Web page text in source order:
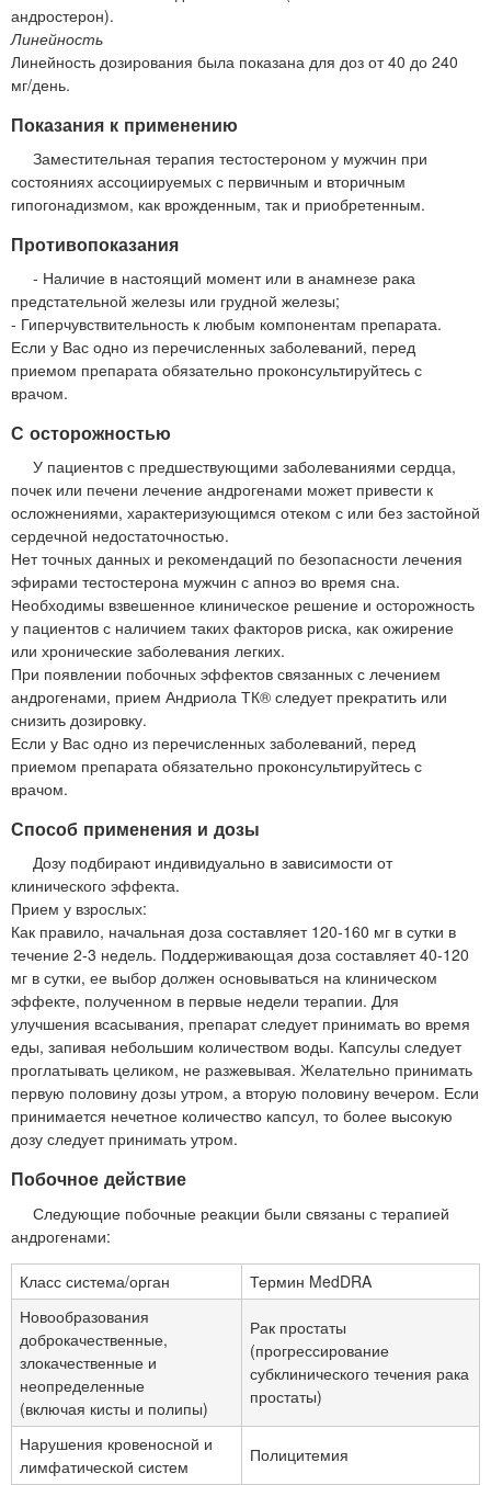
андростерон).
Линейность
Линейность дозирования была показана для доз от 40 до 240
мг/день.
Показания к применению
Заместительная терапия тестостероном у мужчин при
состояниях ассоциируемых с первичным и вторичным
гипогонадизмом, как врожденным, так и приобретенным.
Противопоказания
- Наличие в настоящий момент или в анамнезе рака
предстательной железы или грудной железы;
- Гиперчувствительность к любым компонентам препарата.
Если у Вас одно из перечисленных заболеваний, перед
приемом препарата обязательно проконсультируйтесь с
врачом.
С осторожностью
У пациентов с предшествующими заболеваниями сердца,
почек или печени лечение андрогенами может привести к
осложнениями, характеризующимся отеком с или без застойной
сердечной недостаточностью.
Нет точных данных и рекомендаций по безопасности лечения
эфирами тестостерона мужчин с апноэ во время сна.
Необходимы взвешенное клиническое решение и осторожность
у пациентов с наличием таких факторов риска, как ожирение
или хронические заболевания легких.
При появлении побочных эффектов связанных с лечением
андрогенами, прием Андриола ТК® следует прекратить или
снизить дозировку.
Если у Вас одно из перечисленных заболеваний, перед
приемом препарата обязательно проконсультируйтесь с
врачом.
Способ применения и дозы
Дозу подбирают индивидуально в зависимости от
клинического эффекта.
Прием у взрослых:
Как правило, начальная доза составляет 120-160 мг в сутки в
течение 2-3 недель. Поддерживающая доза составляет 40-120
мг в сутки, ее выбор должен основываться на клиническом
эффекте, полученном в первые недели терапии. Для
улучшения всасывания, препарат следует принимать во время
еды, запивая небольшим количеством воды. Капсулы следует
проглатывать целиком, не разжевывая. Желательно принимать
первую половину дозы утром, а вторую половину вечером. Если
принимается нечетное количество капсул, то более высокую
дозу следует принимать утром.
Побочное действие
Следующие побочные реакции были связаны с терапией
андрогенами:
Класс система/орган
Термин MedDRA
Новообразования
доброкачественные,
злокачественные и
неопределенные
(включая кисты и полипы)
Рак простаты
(прогрессирование
субклинического течения рака
простаты)
Нарушения кровеносной и
лимфатической систем
Полицитемия